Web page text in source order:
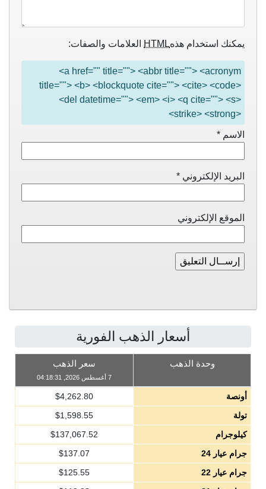
يمكنك استخدام هذهHTML العلامات والصفات:
<a href="" title=""> <abbr title=""> <acronym
title=""> <b> <blockquote cite=""> <cite> <code>
<del datetime=""> <em> <i> <q cite=""> <s>
<strike> <strong>
الاسم *
البريد الإلكتروني *
الموقع الإلكتروني
أسعار الذهب الفورية
وحدة الذهب سعر الذهب
7 أغسطس 2026, 04:18:31
أونصة $4,262.80
تولة
$1,598.55
كيلوجرام
$137,067.52
جرام عيار 24
$137.07
جرام عيار 22
$125.55